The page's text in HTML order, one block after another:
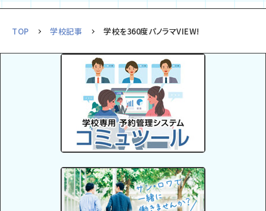
TOP 学校記事 学校を360度パノラマVIEW!